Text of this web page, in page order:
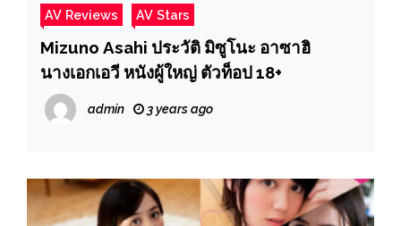
AV Reviews AV Stars
Mizuno Asahi ประวัติ มิซูโนะ อาซาฮิ
นางเอกเอวี หนังผู้ใหญ่ ตัวท็อป 18+
admin 3 years ago